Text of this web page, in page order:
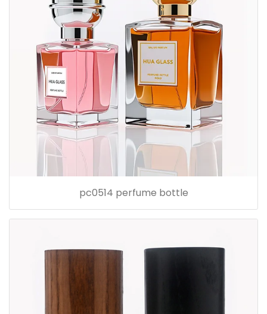
pc0514 perfume bottle